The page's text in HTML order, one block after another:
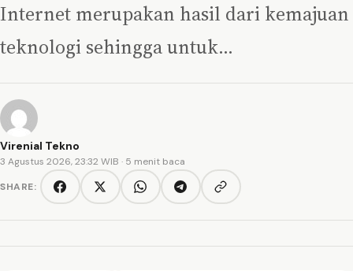
Internet merupakan hasil dari kemajuan
teknologi sehingga untuk…
Virenial Tekno
3 Agustus 2026, 23:32 WIB · 5 menit baca
SHARE:
FacebookTwitter/XWhatsAppTelegramCopy link